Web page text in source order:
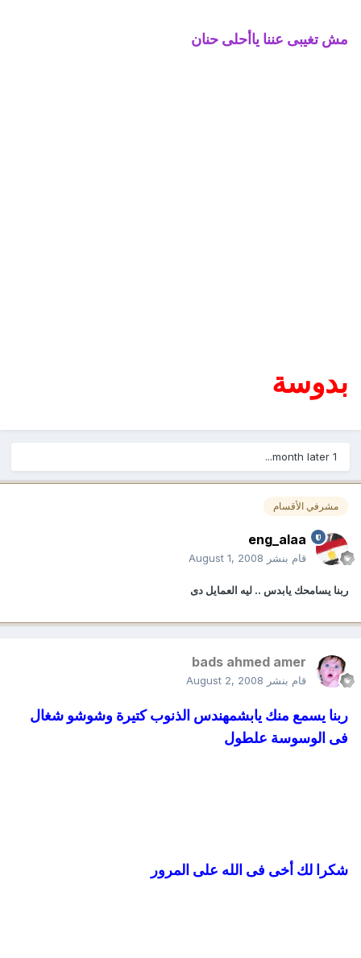
مش تغيبى عننا ياأحلى حنان
بدوسة
مشرفي الأقسام
eng_alaa
قام بنشر August 1, 2008
ربنا يسامحك يابدس .. ليه العمايل دى
bads ahmed amer
قام بنشر August 2, 2008
ربنا يسمع منك يابشمهندس الذنوب كتيرة وشوشو شغال
فى الوسوسة علطول
شكرا لك أخى فى الله على المرور